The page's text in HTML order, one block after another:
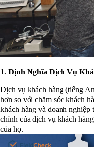
1. Định Nghĩa Dịch Vụ
Dịch vụ khách hàng (tiếng
hơn so với chăm sóc khách
khách hàng và doanh nghiệp
chính của dịch vụ khách
của họ.